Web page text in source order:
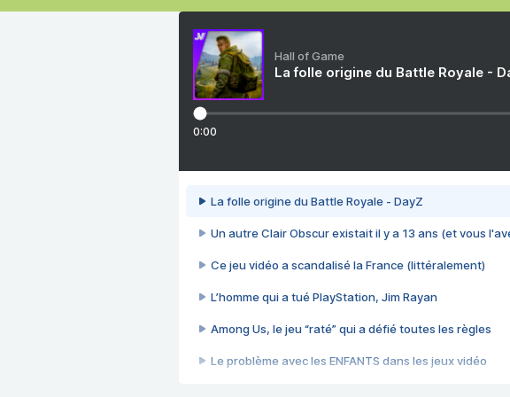
Hall of Game
La folle origine du Battle Royale -
0:00
La folle origine du Battle Royale - DayZ
Un autre Clair Obscur existait il y a 13 ans (et vous
Ce jeu vidéo a scandalisé la France (littéralement)
L’homme qui a tué PlayStation, Jim Rayan
Among Us, le jeu “raté” qui a défié toutes les règles
Le problème avec les ENFANTS dans les jeux vidéo